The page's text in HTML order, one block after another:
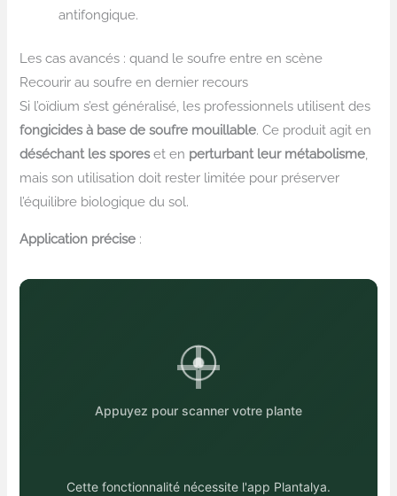
antifongique.
Les cas avancés : quand le soufre entre en scène
Recourir au soufre en dernier recours
Si l’oïdium s’est généralisé, les professionnels utilisent des
fongicides à base de soufre mouillable. Ce produit agit en
déséchant les sporeset en perturbant leur métabolisme
mais son utilisation doit rester limitée pour préserver
l’équilibre biologique du sol.
Application précise :
Appuyez pour scanner votre plante
Cette fonctionnalité nécessite l'app Plantalya.